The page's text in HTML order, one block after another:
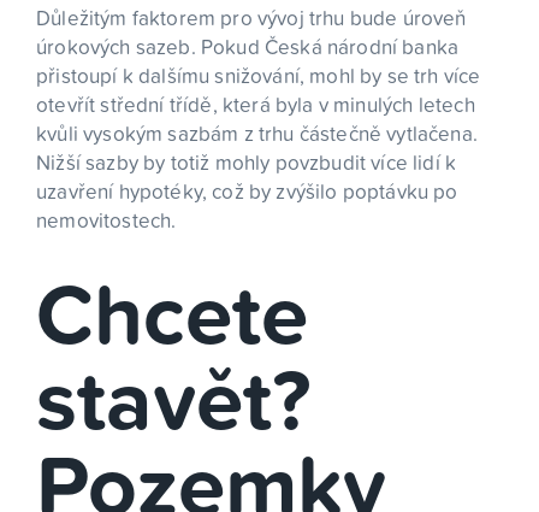
Důležitým faktorem pro vývoj trhu bude úroveň
úrokových sazeb. Pokud Česká národní banka
přistoupí k dalšímu snižování, mohl by se trh více
otevřít střední třídě, která byla v minulých letech
kvůli vysokým sazbám z trhu částečně vytlačena.
Nižší sazby by totiž mohly povzbudit více lidí k
uzavření hypotéky, což by zvýšilo poptávku po
nemovitostech.
Chcete
stavět?
Pozemky